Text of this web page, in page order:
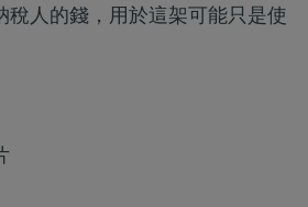
稅人的錢，用於這架可能只是使